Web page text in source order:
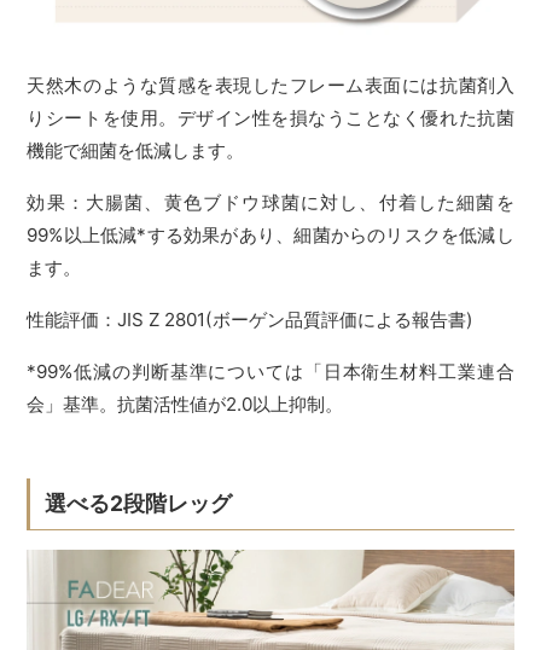
天然木のような質感を表現したフレーム表面には抗菌剤入
りシートを使用。デザイン性を損なうことなく優れた抗菌
機能で細菌を低減します。
効果：大腸菌、黄色ブドウ球菌に対し、付着した細菌を
99%以上低減*する効果があり、細菌からのリスクを低減し
ます。
性能評価：JIS Z 2801(ボーゲン品質評価による報告書)
*99%低減の判断基準については「日本衛生材料工業連合
会」基準。抗菌活性値が2.0以上抑制。
選べる2段階レッグ